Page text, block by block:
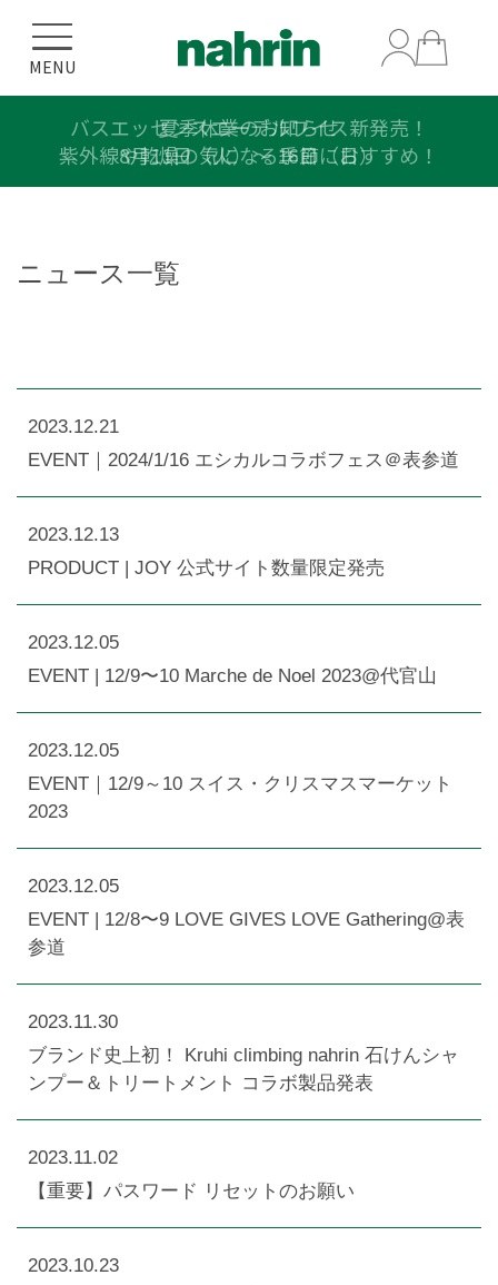
MENU
夏季休業のお知らせ
8月11日（火）〜 16日（日）
バスエッセンスエーデルワイス新発売！
紫外線や乾燥の気になる季節におすすめ！
ニュース一覧
2023.12.21
EVENT｜2024/1/16 エシカルコラボフェス＠表参道
2023.12.13
PRODUCT | JOY 公式サイト数量限定発売
2023.12.05
EVENT | 12/9〜10 Marche de Noel 2023@代官山
2023.12.05
EVENT｜12/9～10 スイス・クリスマスマーケット
2023
2023.12.05
EVENT | 12/8〜9 LOVE GIVES LOVE Gathering@表
参道
2023.11.30
ブランド史上初！ Kruhi climbing nahrin 石けんシャ
ンプー＆トリートメント コラボ製品発表
2023.11.02
【重要】パスワード リセットのお願い
2023.10.23